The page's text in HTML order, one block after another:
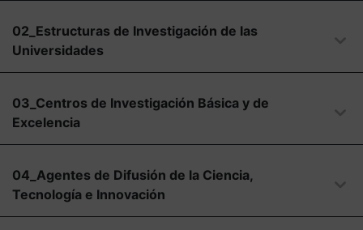
02_Estructuras de Investigación de las
Universidades
03_Centros de Investigación Básica y de
Excelencia
04_Agentes de Difusión de la Ciencia,
Tecnología e Innovación